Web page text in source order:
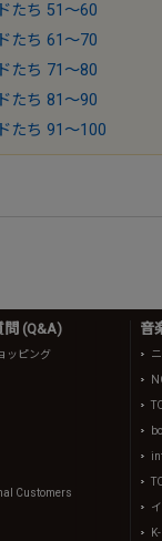
たち 51～60
たち 61～70
たち 71～80
たち 81～90
たち 91～100
問 (Q&A)
ッピング
Customers
音